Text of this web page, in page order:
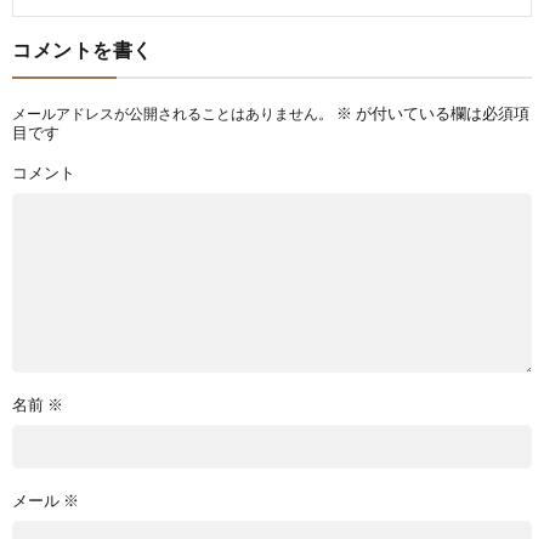
コメントを書く
メールアドレスが公開されることはありません。 ※ が付いている欄は必須項
目です
コメント
名前 ※
メール ※